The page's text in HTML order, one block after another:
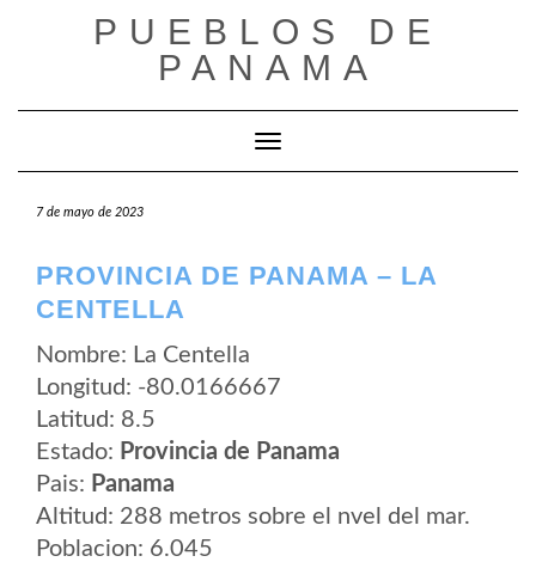
PUEBLOS DE
PANAMA
Cambiar modo de navegación
7 de mayo de 2023
PROVINCIA DE PANAMA – LA
CENTELLA
Nombre: La Centella
Longitud: -80.0166667
Latitud: 8.5
Estado: Provincia de Panama
Pais: Panama
Altitud: 288 metros sobre el nvel del mar.
Poblacion: 6.045